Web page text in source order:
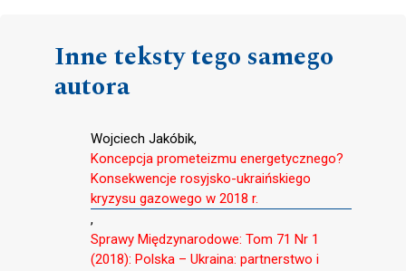
Inne teksty tego samego
autora
Wojciech Jakóbik,
Koncepcja prometeizmu energetycznego?
Konsekwencje rosyjsko-ukraińskiego
kryzysu gazowego w 2018 r.
,
Sprawy Międzynarodowe: Tom 71 Nr 1
(2018): Polska – Ukraina: partnerstwo i